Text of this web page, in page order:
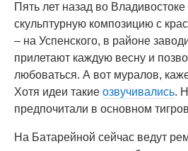
Пять лет назад во Владивостоке
скульптурную композицию с
– на Успенского, в районе
прилетают каждую весну и
любоваться. А вот муралов,
Хотя идеи такие озвучивались.
предпочитали в основном
На Батарейной сейчас ведут